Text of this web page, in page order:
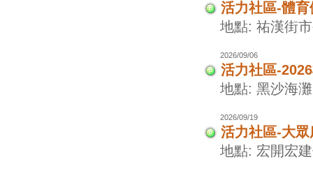
活力社區-體
地點: 祐漢街
2026/09/06
活力社區-
地點: 黑沙海灘
2026/09/19
活力社區-大眾
地點: 宏開宏